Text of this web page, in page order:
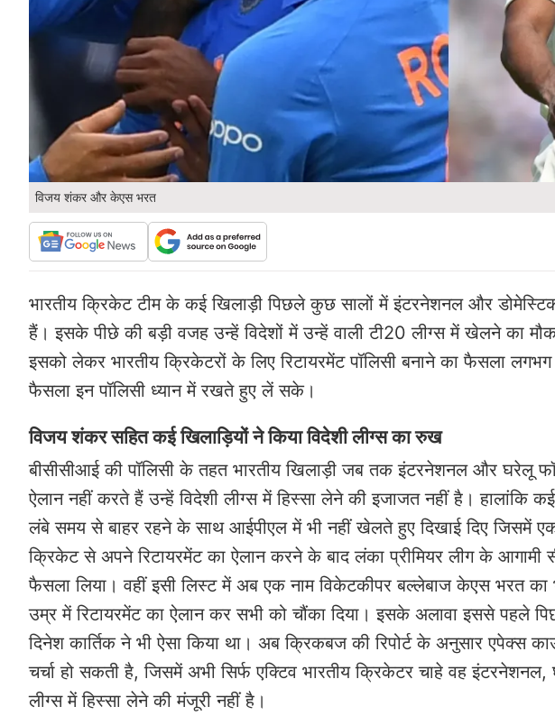
विजय शंकर और केएस भरत
भारतीय क्रिकेट टीम के कई खिलाड़ी पिछले कुछ सालों में इंटरनेशनल और
हैं। इसके पीछे की बड़ी वजह उन्हें विदेशों में उन्हें वाली टी20 लीग्स में खेलने का
इसको लेकर भारतीय क्रिकेटरों के लिए रिटायरमेंट पॉलिसी बनाने का फैसला
फैसला इन पॉलिसी ध्यान में रखते हुए लें सके।
विजय शंकर सहित कई खिलाड़ियों ने किया विदेशी लीग्स का रुख
बीसीसीआई की पॉलिसी के तहत भारतीय खिलाड़ी जब तक इंटरनेशनल और घरेलू
ऐलान नहीं करते हैं उन्हें विदेशी लीग्स में हिस्सा लेने की इजाजत नहीं है। हालांकि
लंबे समय से बाहर रहने के साथ आईपीएल में भी नहीं खेलते हुए दिखाई दिए जिसमें
क्रिकेट से अपने रिटायरमेंट का ऐलान करने के बाद लंका प्रीमियर लीग के
फैसला लिया। वहीं इसी लिस्ट में अब एक नाम विकेटकीपर बल्लेबाज केएस भरत का
उम्र में रिटायरमेंट का ऐलान कर सभी को चौंका दिया। इसके अलावा इससे पहले
दिनेश कार्तिक ने भी ऐसा किया था। अब क्रिकबज की रिपोर्ट के अनुसार एपेक्स
चर्चा हो सकती है, जिसमें अभी सिर्फ एक्टिव भारतीय क्रिकेटर चाहे वह इंटरनेशनल,
लीग्स में हिस्सा लेने की मंजूरी नहीं है।